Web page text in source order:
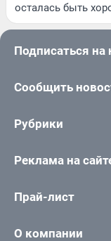
осталась быть
Подписаться на
Сообщить
Рубрики
Реклама на
Прай-лист
О компании